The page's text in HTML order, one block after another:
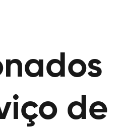
de